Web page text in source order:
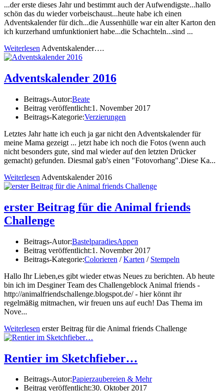
...der erste dieses Jahr und bestimmt auch der Aufwendigste...hallo
schön das du wieder vorbeischaust...heute habe ich einen
Adventskalender für dich...die Aussenhülle war ein alter Karton den
ich kurzerhand umfunktioniert habe...die Schachteln...sind ...
Weiterlesen Adventskalender….
Adventskalender 2016
Beitrags-Autor:Beate
Beitrag veröffentlicht:1. November 2017
Beitrags-Kategorie:Verzierungen
Letztes Jahr hatte ich euch ja gar nicht den Adventskalender für
meine Mama gezeigt ... jetzt habe ich noch die Fotos (wenn auch
nicht besonders gute, sind mal wieder auf den letzten Drücker
gemacht) gefunden. Diesmal gab's einen "Fotovorhang".Diese Ka...
Weiterlesen Adventskalender 2016
erster Beitrag für die Animal friends
Challenge
Beitrags-Autor:BastelparadiesAppen
Beitrag veröffentlicht:1. November 2017
Beitrags-Kategorie:Colorieren / Karten / Stempeln
Hallo Ihr Lieben,es gibt wieder etwas Neues zu berichten. Ab heute
bin ich im Desginer Team des Challengeblock Animal friends -
http://animalfriendschallenge.blogspot.de/ - hier könnt ihr
regelmäßig mitmachen, wir freuen uns auf euch! Das Thema im
Nove...
Weiterlesen erster Beitrag für die Animal friends Challenge
Rentier im Sketchfieber…
Beitrags-Autor:Papierzaubereien & Mehr
Beitrag veröffentlicht:30. Oktober 2017